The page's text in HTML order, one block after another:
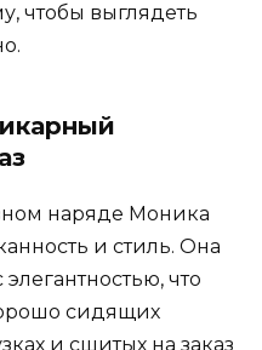
чтобы выглядеть
наряде Моника
и стиль. Она
что
сидящих
и сшитых на заказ